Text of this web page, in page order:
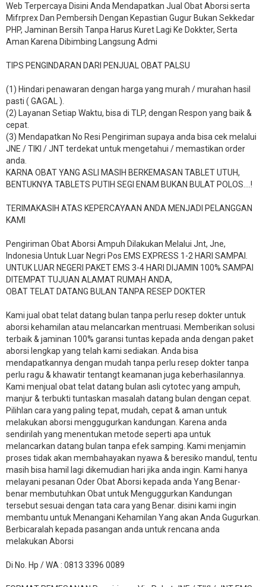
Web Terpercaya Disini Anda Mendapatkan Jual Obat Aborsi serta
Mifrprex Dan Pembersih Dengan Kepastian Gugur Bukan Sekkedar
PHP, Jaminan Bersih Tanpa Harus Kuret Lagi Ke Dokkter, Serta
Aman Karena Dibimbing Langsung Admi
TIPS PENGINDARAN DARI PENJUAL OBAT PALSU
(1) Hindari penawaran dengan harga yang murah / murahan hasil
pasti ( GAGAL ).
(2) Layanan Setiap Waktu, bisa di TLP, dengan Respon yang baik &
cepat.
(3) Mendapatkan No Resi Pengiriman supaya anda bisa cek melalui
JNE / TIKI / JNT terdekat untuk mengetahui / memastikan order
anda.
KARNA OBAT YANG ASLI MASIH BERKEMASAN TABLET UTUH,
BENTUKNYA TABLETS PUTIH SEGI ENAM BUKAN BULAT POLOS….!
TERIMAKASIH ATAS KEPERCAYAAN ANDA MENJADI PELANGGAN
KAMI
Pengiriman Obat Aborsi Ampuh Dilakukan Melalui Jnt, Jne,
Indonesia Untuk Luar Negri Pos EMS EXPRESS 1-2 HARI SAMPAI.
UNTUK LUAR NEGERI PAKET EMS 3-4 HARI DIJAMIN 100% SAMPAI
DITEMPAT TUJUAN ALAMAT RUMAH ANDA,
OBAT TELAT DATANG BULAN TANPA RESEP DOKTER
Kami jual obat telat datang bulan tanpa perlu resep dokter untuk
aborsi kehamilan atau melancarkan mentruasi. Memberikan solusi
terbaik & jaminan 100% garansi tuntas kepada anda dengan paket
aborsi lengkap yang telah kami sediakan. Anda bisa
mendapatkannya dengan mudah tanpa perlu resep dokter tanpa
perlu ragu & khawatir tentangt keamanan juga keberhasilannya.
Kami menjual obat telat datang bulan asli cytotec yang ampuh,
manjur & terbukti tuntaskan masalah datang bulan dengan cepat.
Pilihlan cara yang paling tepat, mudah, cepat & aman untuk
melakukan aborsi menggugurkan kandungan. Karena anda
sendirilah yang menentukan metode seperti apa untuk
melancarkan datang bulan tanpa efek samping. Kami menjamin
proses tidak akan membahayakan nyawa & beresiko mandul, tentu
masih bisa hamil lagi dikemudian hari jika anda ingin. Kami hanya
melayani pesanan Oder Obat Aborsi kepada anda Yang Benar-
benar membutuhkan Obat untuk Menguggurkan Kandungan
tersebut sesuai dengan tata cara yang Benar. disini kami ingin
membantu untuk Menangani Kehamilan Yang akan Anda Gugurkan.
Berbicaralah kepada pasangan anda untuk rencana anda
melakukan Aborsi
Di No. Hp / WA : 0813 3396 0089